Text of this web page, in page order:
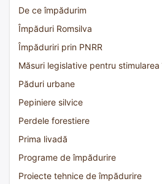
De ce împădurim
Împăduri Romsilva
Împăduriri prin PNRR
Măsuri legislative pentru
Păduri urbane
Pepiniere silvice
Perdele forestiere
Prima livadă
Programe de împădurire
Proiecte tehnice de împădurire